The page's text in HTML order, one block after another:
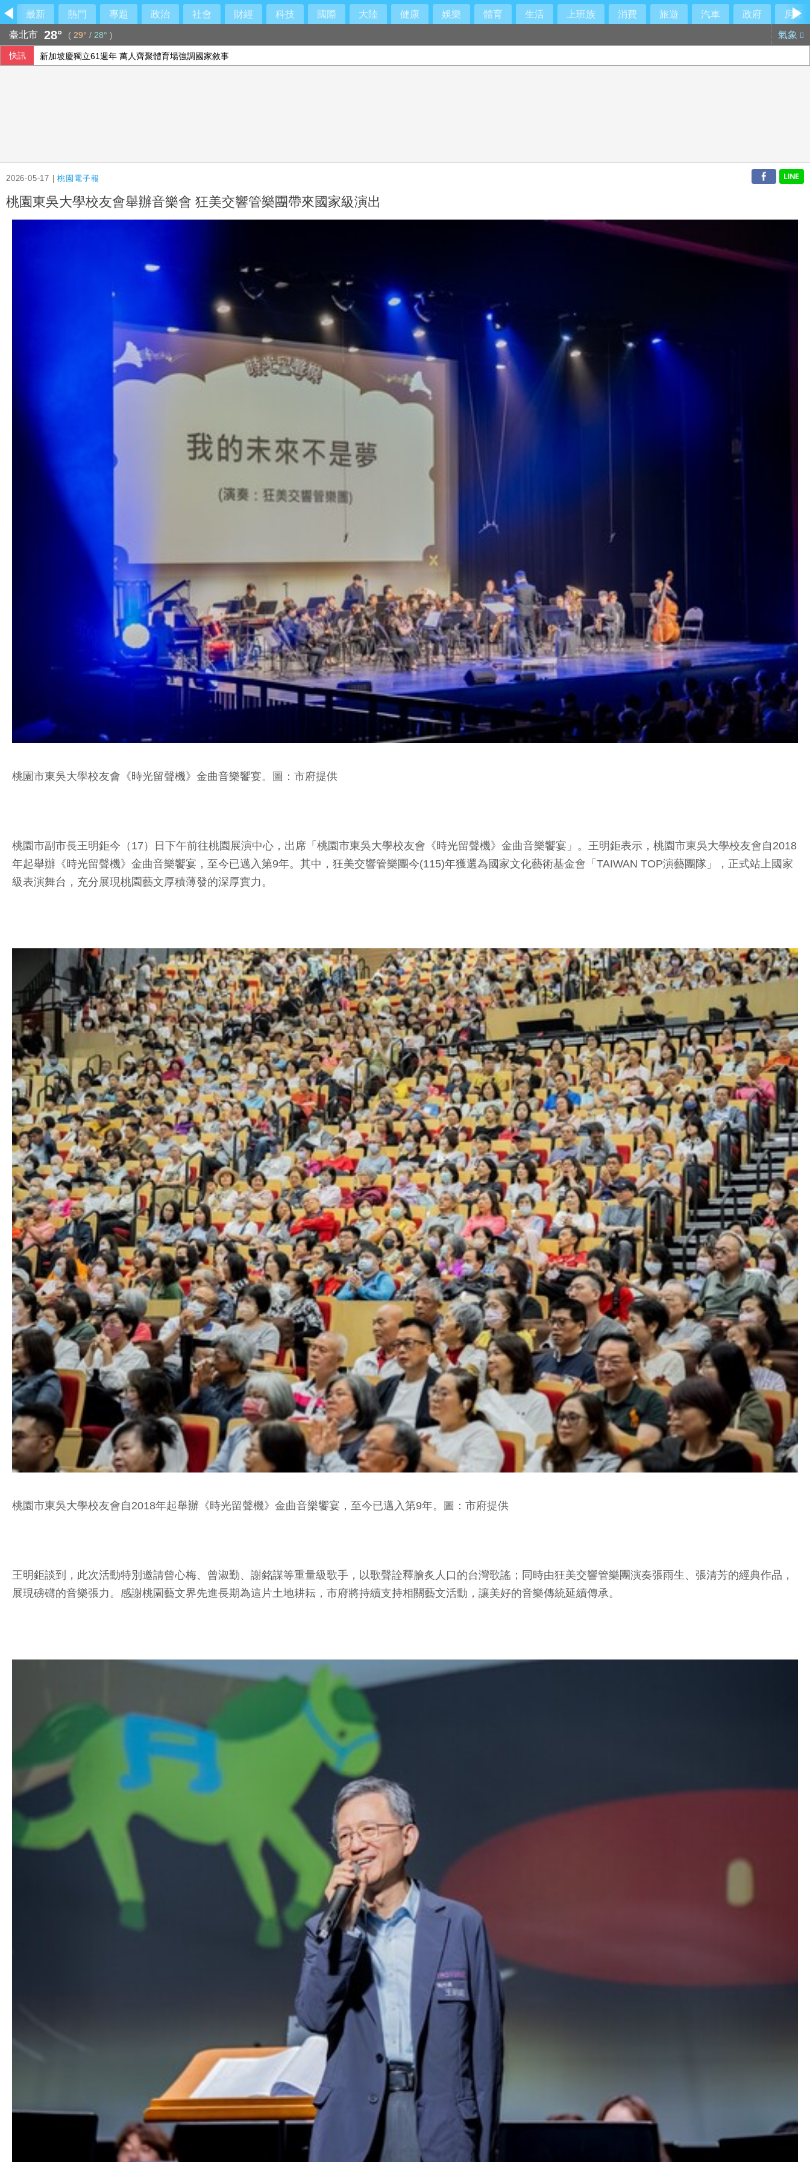
最新 熱門 專題 政治 社會 財經 科技 國際 大陸 健康 娛樂 體育 生活 上班族 消費 旅遊 汽車 政府
房產
臺北市 28° ( 29° / 28° ) 氣象
快訊 新加坡慶獨立61週年 萬人齊聚體育場強調國家敘事
2026-05-17 |桃園電子報
桃園東吳大學校友會舉辦音樂會 狂美交響管樂團帶來國家級演出
桃園市東吳大學校友會《時光留聲機》金曲音樂饗宴。圖：市府提供
桃園市副市長王明鉅今（17）日下午前往桃園展演中心，出席「桃園市東吳大學校友會《時光留聲機》金曲音樂饗宴」。王明鉅表示，桃園市東吳大學校友會自2018
年起舉辦《時光留聲機》金曲音樂饗宴，至今已邁入第9年。其中，狂美交響管樂團今(115)年獲選為國家文化藝術基金會「TAIWAN TOP演藝團隊」，正式站上國家
級表演舞台，充分展現桃園藝文厚積薄發的深厚實力。
桃園市東吳大學校友會自2018年起舉辦《時光留聲機》金曲音樂饗宴，至今已邁入第9年。圖：市府提供
王明鉅談到，此次活動特別邀請曾心梅、曾淑勤、謝銘謀等重量級歌手，以歌聲詮釋膾炙人口的台灣歌謠；同時由狂美交響管樂團演奏張雨生、張清芳的經典作品，
展現磅礴的音樂張力。感謝桃園藝文界先進長期為這片土地耕耘，市府將持續支持相關藝文活動，讓美好的音樂傳統延續傳承。